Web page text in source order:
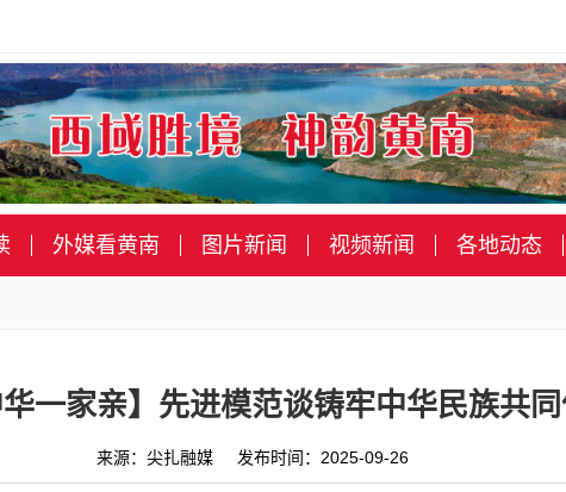
外媒看黄南 图片新闻 视频新闻 各地动态
华一家亲】先进模范谈铸牢中华民族共同
来源：尖扎融媒 发布时间：2025-09-26